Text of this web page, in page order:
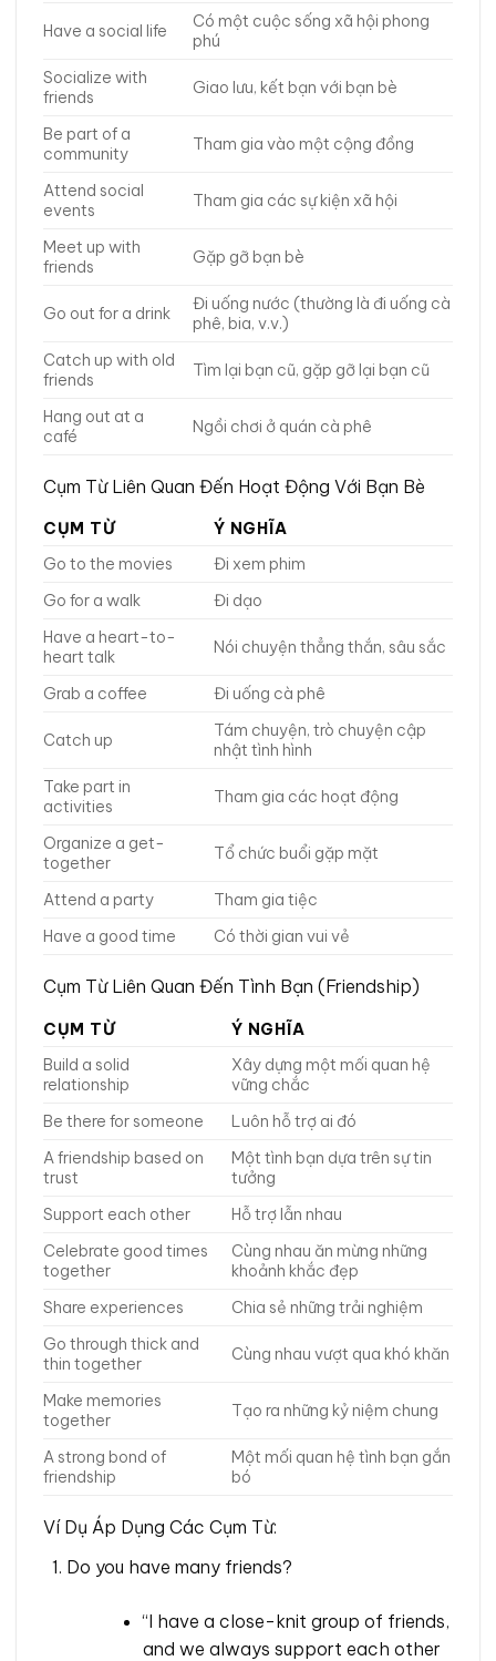
Have a social life
Có một cuộc sống xã hội phong
phú
Socialize with
friends
Giao lưu, kết bạn với bạn bè
Be part of a
community
Tham gia vào một cộng đồng
Attend social
events
Tham gia các sự kiện xã hội
Meet up with
friends
Gặp gỡ bạn bè
Go out for a drink
Đi uống nước (thường là đi uống cà
phê, bia, v.v.)
Catch up with old
friends
Tìm lại bạn cũ, gặp gỡ lại bạn cũ
Hang out at a
café
Ngồi chơi ở quán cà phê
Cụm Từ Liên Quan Đến Hoạt Động Với Bạn Bè
CỤM TỪ
Ý NGHĨA
Go to the movies
Đi xem phim
Go for a walk
Đi dạo
Have a heart-to-
heart talk
Nói chuyện thẳng thắn, sâu sắc
Grab a coffee Đi uống cà phê
Catch up
Tám chuyện, trò chuyện cập
nhật tình hình
Take part in
activities
Tham gia các hoạt động
Organize a get-
together
Tổ chức buổi gặp mặt
Attend a party
Tham gia tiệc
Have a good time
Có thời gian vui vẻ
Cụm Từ Liên Quan Đến Tình Bạn (Friendship)
CỤM TỪ
Ý NGHĨA
Build a solid
relationship
Xây dựng một mối quan hệ
vững chắc
Be there for someone
Luôn hỗ trợ ai đó
A friendship based on
trust
Một tình bạn dựa trên sự tin
tưởng
Support each other
Hỗ trợ lẫn nhau
Celebrate good times
together
Cùng nhau ăn mừng những
khoảnh khắc đẹp
Share experiences
Chia sẻ những trải nghiệm
Go through thick and
thin together
Cùng nhau vượt qua khó khăn
Make memories
together
Tạo ra những kỷ niệm chung
A strong bond of
friendship
Một mối quan hệ tình bạn gắn
bó
Ví Dụ Áp Dụng Các Cụm Từ:
Do you have many friends?
“I have a close-knit group of friends,
and we always support each other